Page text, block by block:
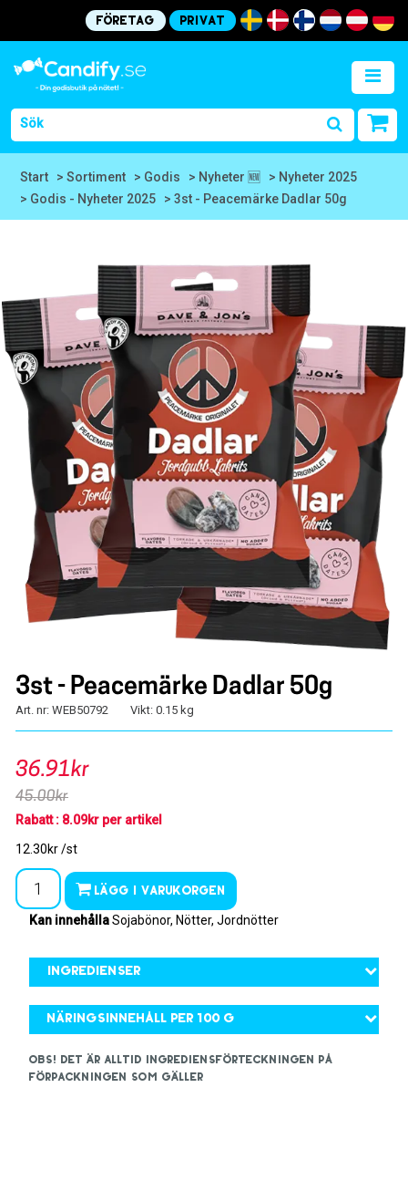
Företag Privat
Start > Sortiment > Godis > Nyheter 🆕
> Nyheter 2025
> Godis - Nyheter 2025
> 3st - Peacemärke Dadlar 50g
3st - Peacemärke Dadlar 50g
Art. nr: WEB50792 Vikt: 0.15 kg
36.91kr
45.00kr
Rabatt : 8.09kr per artikel
12.30kr /st
Lägg i varukorgen
Kan innehållaSojabönor, Nötter, Jordnötter
Ingredienser
Näringsinnehåll per 100 g
OBS! Det är alltid ingrediensförteckningen på
förpackningen som gäller